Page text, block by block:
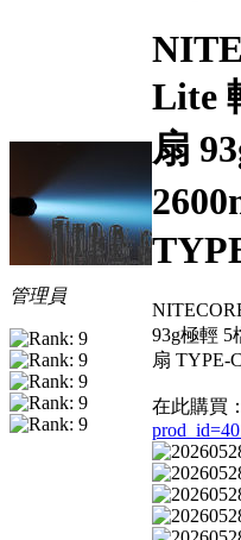
管理員
Lite
扇
93g極輕 5
扇 TYPE-C
在此購買：